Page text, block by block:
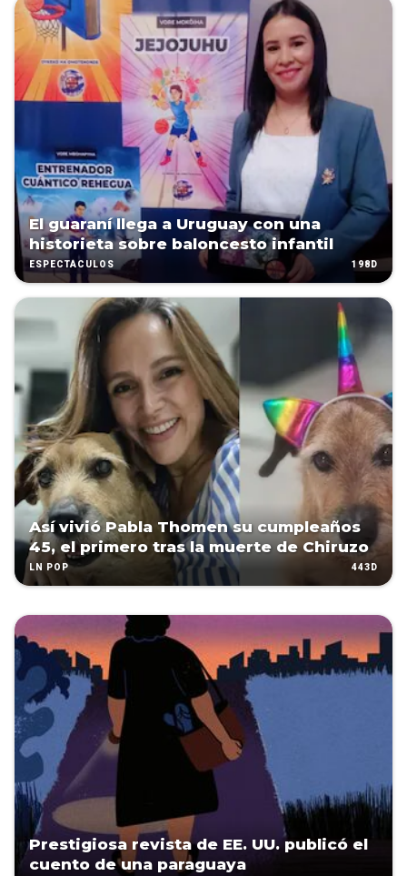
El guaraní llega a Uruguay con una
historieta sobre baloncesto infantil
ESPECTÁCULOS 198D
Así vivió Pabla Thomen su cumpleaños
45, el primero tras la muerte de Chiruzo
LN POP 443D
Prestigiosa revista de EE. UU. publicó el
cuento de una paraguaya